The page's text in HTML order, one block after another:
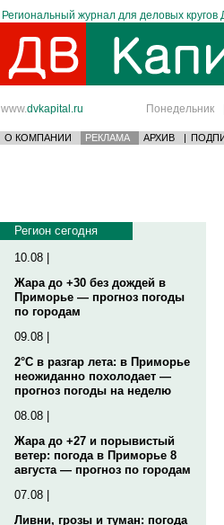
Региональный журнал для деловых кругов
www.dvkapital.ru Понедельник
О КОМПАНИИ РЕКЛАМА АРХИВ |
Регион сегодня
10.08 |
Жара до +30 без дождей в
Приморье — прогноз погоды
по городам
09.08 |
2°C в разгар лета: в Приморье
неожиданно похолодает —
прогноз погоды на неделю
08.08 |
Жара до +27 и порывистый
ветер: погода в Приморье 8
августа — прогноз по городам
07.08 |
Ливни, грозы и туман: погода